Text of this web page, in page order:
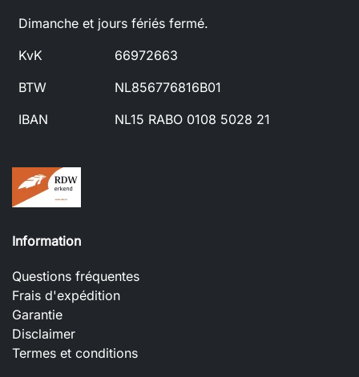
Dimanche et jours fériés fermé.
KvK
66972663
BTW
NL856776816B01
IBAN
NL15 RABO 0108 5028 21
Information
Questions fréquentes
Frais d'expédition
Garantie
Disclaimer
Termes et conditions